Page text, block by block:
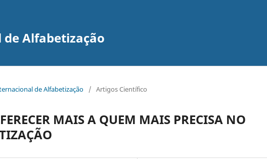
Alfabetização
de Alfabetização / Artigos Científico
MAIS A QUEM MAIS PRECISA NO